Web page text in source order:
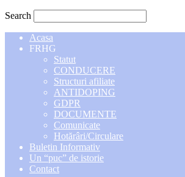
Search
Acasa
FRHG
Statut
CONDUCERE
Structuri afiliate
ANTIDOPING
GDPR
DOCUMENTE
Comunicate
Hotărâri/Circulare
Buletin Informativ
Un “puc” de istorie
Contact